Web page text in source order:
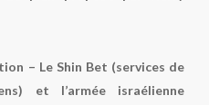
– Le Shin Bet (services de
et l’armée israélienne